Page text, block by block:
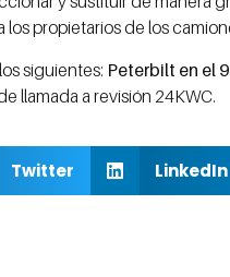
propietarios de los
siguientes: Peterbilt en el
llamada a revisión 24KWC.
Twitter LinkedIn